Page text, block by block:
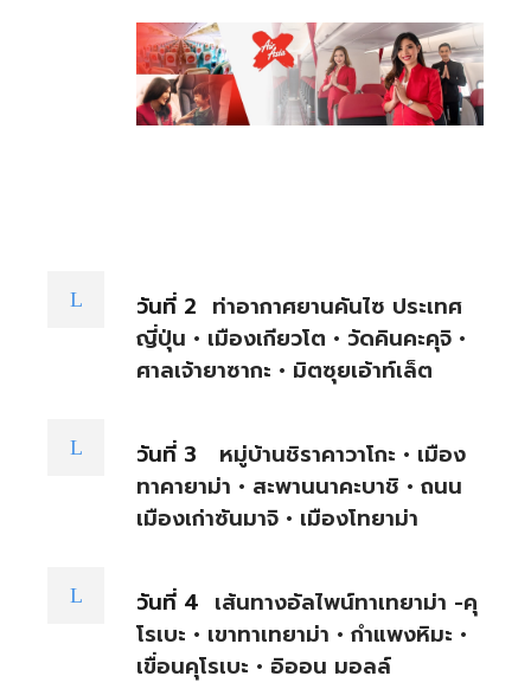
วันที่ 2 ท่าอากาศยานคันไซ ประเทศ
ญี่ปุ่น • เมืองเกียวโต • วัดคินคะคุจิ •
ศาลเจ้ายาซากะ • มิตซุยเอ้าท์เล็ต
วันที่ 3
หมู่บ้านชิราคาวาโกะ • เมือง
ทาคายาม่า • สะพานนาคะบาชิ • ถนน
เมืองเก่าซันมาจิ • เมืองโทยาม่า
วันที่ 4 เส้นทางอัลไพน์ทาเทยาม่า -คุ
โรเบะ • เขาทาเทยาม่า • กำแพงหิมะ •
เขื่อนคุโรเบะ • อิออน มอลล์